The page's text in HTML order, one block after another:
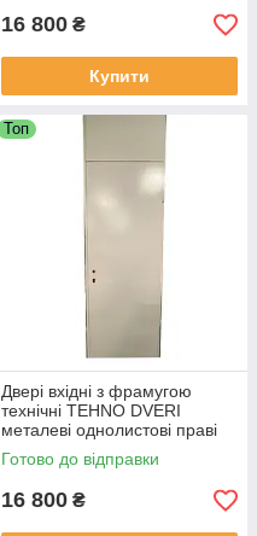
16 800 ₴
Купити
Топ
Двері вхідні з фрамугою
технічні TEHNO DVERI
металеві однолистові праві
900х2500 мм Білий
Готово до відправки
16 800 ₴